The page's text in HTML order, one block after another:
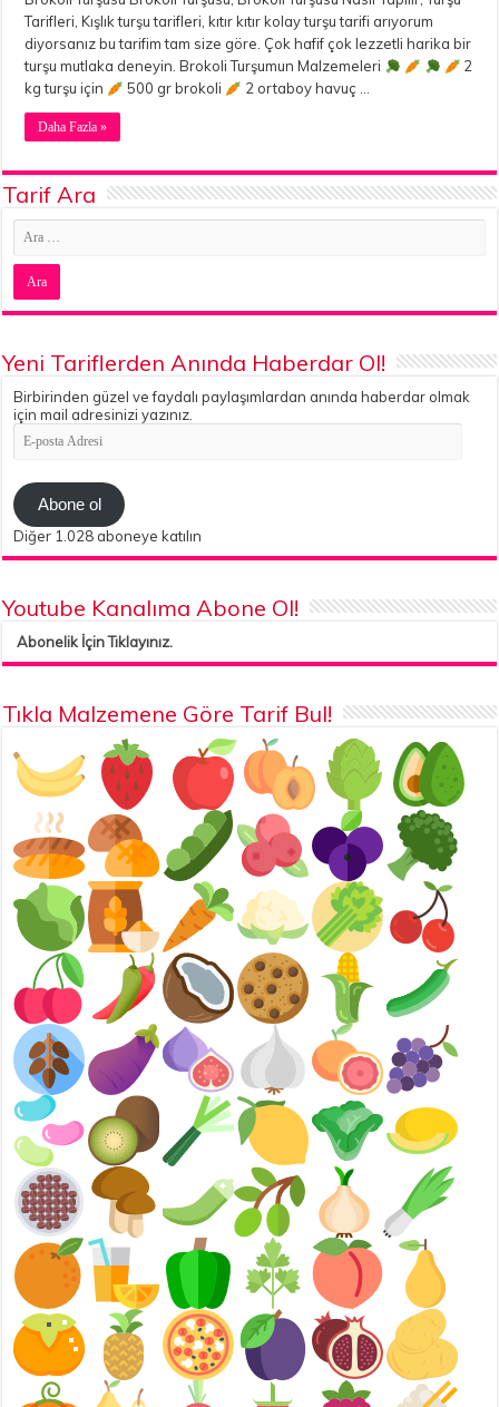
Tarifleri, Kışlık turşu tarifleri, kıtır kıtır kolay turşu tarifi arıyorum
diyorsanız bu tarifim tam size göre. Çok hafif çok lezzetli harika bir
turşu mutlaka deneyin. Brokoli Turşumun Malzemeleri
2
kg turşu için
500 gr brokoli 2 ortaboy havuç …
Daha Fazla »
Tarif Ara
Yeni Tariflerden Anında Haberdar Ol!
Birbirinden güzel ve faydalı paylaşımlardan anında haberdar olmak
için mail adresinizi yazınız.
E-
posta
Abone ol
Diğer 1.028 aboneye katılın
Youtube Kanalıma Abone Ol!
Abonelik İçin Tıklayınız.
Tıkla Malzemene Göre Tarif Bul!